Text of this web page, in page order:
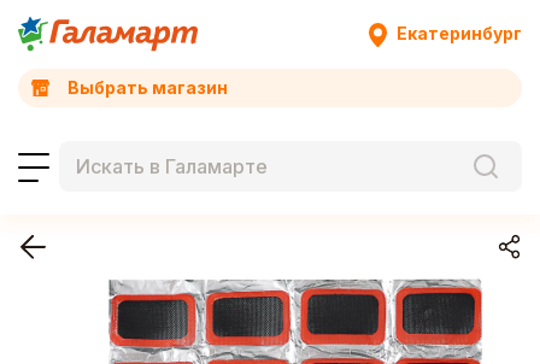
Екатеринбург
Выбрать магазин